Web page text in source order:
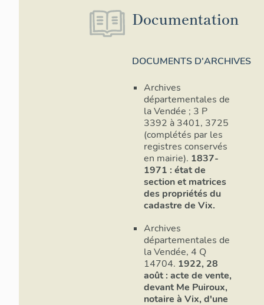
Documentation
DOCUMENTS D'ARCHIVES
Archives
départementales de
la Vendée ; 3 P
3392 à 3401, 3725
(complétés par les
registres conservés
en mairie). 1837-
1971 : état de
section et matrices
des propriétés du
cadastre de Vix.
Archives
départementales de
la Vendée, 4 Q
14704. 1922, 28
août : acte de vente,
devant Me Puiroux,
notaire à Vix, d'une